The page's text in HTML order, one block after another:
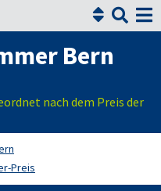


Bern
nach dem Preis der
Preis